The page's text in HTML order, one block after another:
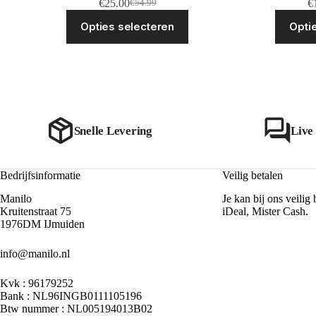
€54.99
Oorspronkelijke
prijs
was:
€54.99.
€25.00Huidige
prijs
is:
€25.00.
Opties selecteren
€
Snelle Levering Live
Bedrijfsinformatie
Manilo
Kruitenstraat 75
1976DM IJmuiden
info@manilo.nl
Kvk : 96179252
Bank : NL96INGB0111105196
Btw nummer : NL005194013B02
Veilig betalen
Je kan bij ons veilig
iDeal, Mister Cash.